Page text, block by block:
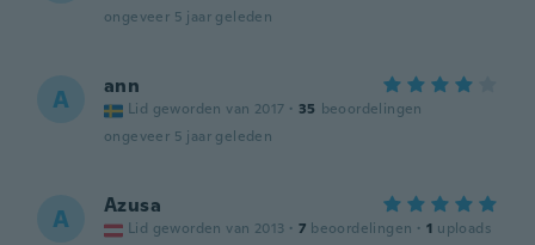
ongeveer 5 jaar geleden
A ann
Lid geworden van 2017 · 35 beoordelingen
ongeveer 5 jaar geleden
A Azusa
Lid geworden van 2013 · 7 beoordelingen · 1 uploads